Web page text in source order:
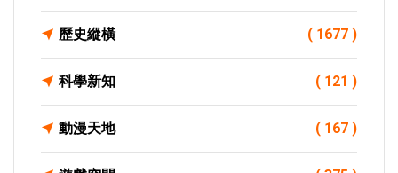
歷史縱橫 ( 1677 )
科學新知 ( 121 )
動漫天地 ( 167 )